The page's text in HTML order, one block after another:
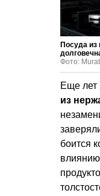
Посуда из
Фото:
Еще лет
из
боится